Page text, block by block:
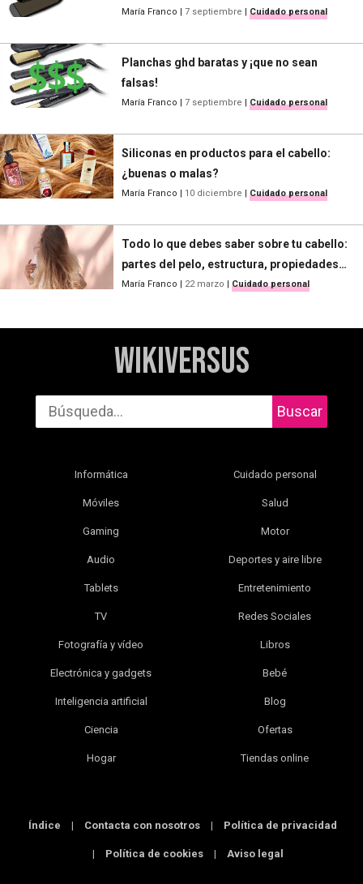
María Franco 7 septiembre Cuidado personal
Planchas ghd baratas y ¡que no sean
falsas!
María Franco 7 septiembre Cuidado personal
Siliconas en productos para el cabello:
¿buenas o malas?
María Franco 10 diciembre Cuidado personal
Todo lo que debes saber sobre tu cabello:
partes del pelo, estructura, propiedades…
María Franco 22 marzo Cuidado personal
WikiVersus
Buscar
Informática
Móviles
Gaming
Audio
Tablets
TV
Fotografía y vídeo
Electrónica y gadgets
Inteligencia artificial
Ciencia
Hogar
Cuidado personal
Salud
Motor
Deportes y aire libre
Entretenimiento
Redes Sociales
Libros
Bebé
Blog
Ofertas
Tiendas online
Índice | Contacta con nosotros | Política de privacidad
| Política de cookies | Aviso legal